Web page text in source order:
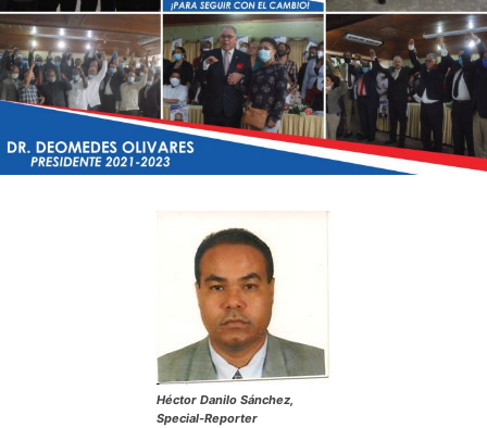
Héctor Danilo Sánchez,
Special-Reporter